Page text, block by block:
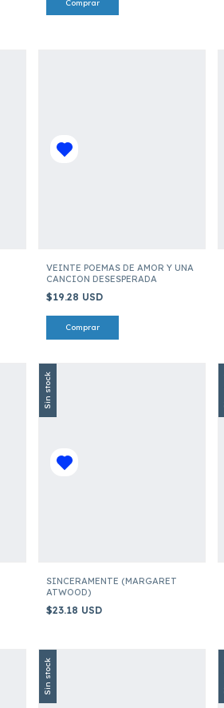
VEINTE POEMAS DE AMOR Y UNA
CANCION DESESPERADA
$19.28 USD
Sin stock
SINCERAMENTE (MARGARET
ATWOOD)
$23.18 USD
Sin stock